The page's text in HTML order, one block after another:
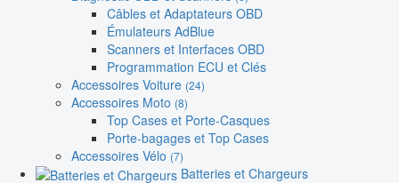
Câbles et Adaptateurs OBD
Émulateurs AdBlue
Scanners et Interfaces OBD
Programmation ECU et Clés
Accessoires Voiture (24)
Accessoires Moto (8)
Top Cases et Porte-Casques
Porte-bagages et Top Cases
Accessoires Vélo (7)
Batteries et Chargeurs